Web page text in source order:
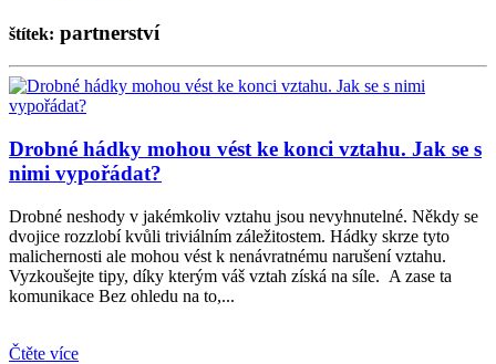
štítek: partnerství
Drobné hádky mohou vést ke konci vztahu. Jak se s
nimi vypořádat?
Drobné neshody v jakémkoliv vztahu jsou nevyhnutelné. Někdy se
dvojice rozzlobí kvůli triviálním záležitostem. Hádky skrze tyto
malichernosti ale mohou vést k nenávratnému narušení vztahu.
Vyzkoušejte tipy, díky kterým váš vztah získá na síle. A zase ta
komunikace Bez ohledu na to,...
Čtěte více